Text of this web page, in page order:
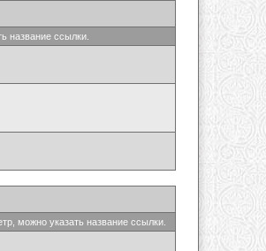
название ссылки.
можно указать название ссылки.